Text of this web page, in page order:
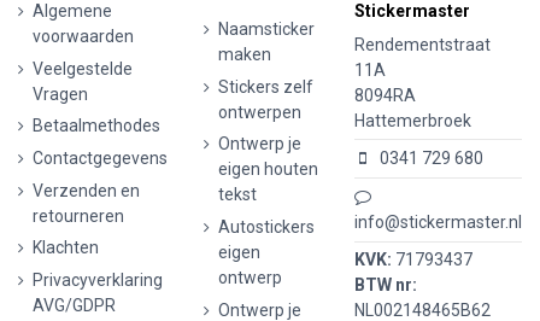
Algemene
voorwaarden
Veelgestelde
Vragen
Betaalmethodes
Contactgegevens
Verzenden en
retourneren
Klachten
Privacyverklaring
AVG/GDPR
Naamsticker
maken
Stickers zelf
ontwerpen
Ontwerp je
eigen houten
tekst
Autostickers
eigen
ontwerp
Ontwerp je
Stickermaster
Rendementstraat
11A
8094RA
Hattemerbroek
0341 729 680
info@stickermaster.nl
KVK: 71793437
BTW nr:
NL002148465B62